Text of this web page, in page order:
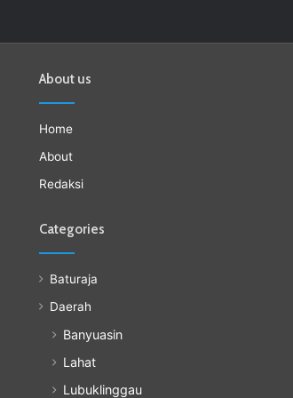
About us
Home
About
Redaksi
Categories
Baturaja
Daerah
Banyuasin
Lahat
Lubuklinggau